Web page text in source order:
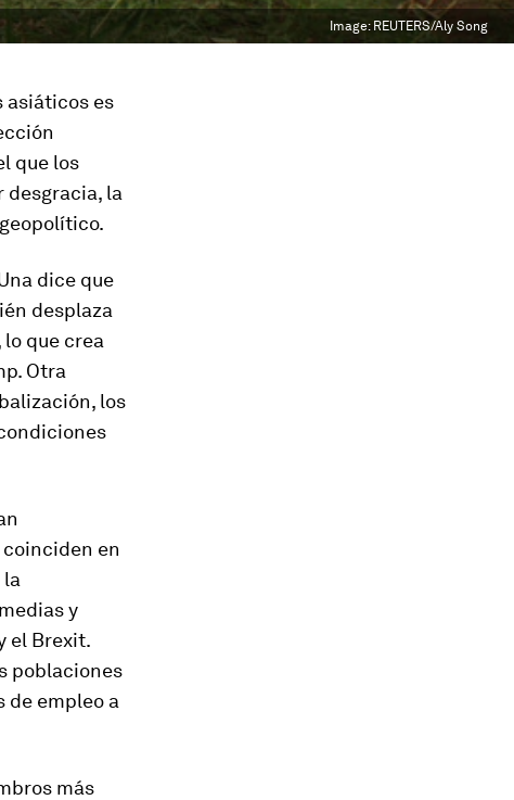
Image: REUTERS/Aly Song
asiáticos es
que los
desgracia, la
dice que
desplaza
que crea
Otra
los
en
y
el Brexit.
poblaciones
de empleo a
más